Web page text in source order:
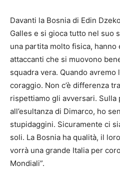
Davanti la Bosnia di Edin
Galles e si gioca tutto nel suo
una partita molto fisica,
attaccanti che si muovono
squadra vera. Quando avremo
coraggio. Non c’è differenza
rispettiamo gli avversari. Sulla
all’esultanza di Dimarco, ho
stupidaggini. Sicuramente ci
soli. La Bosnia ha qualità, il
vorrà una grande Italia per
Mondiali”.